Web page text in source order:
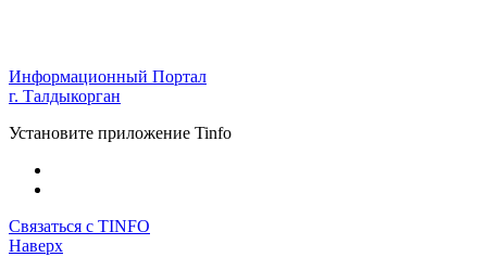
Информационный Портал
г. Талдыкорган
Установите приложение Tinfo
Связаться с TINFO
Наверх